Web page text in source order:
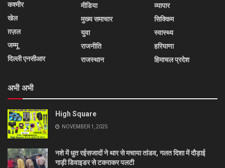
कश्मीर
खेल
ग़ज़ल
जम्मू
दिल्ली एनसीआर
मीडिया
मुख्य समाचार
युवा
राजनीति
राजस्थान
व्यापार
सिक्किम
स्वास्थ्य
हरियाणा
हिमाचल प्रदेश
अभी अभी
High Square
NOVEMBER 1, 2025
नशे में धुत रईसजादों ने थार से मचाया तांडव, गलत दिशा में दौड़ाई
गाड़ी डिवाइडर से टकराकर पलटी